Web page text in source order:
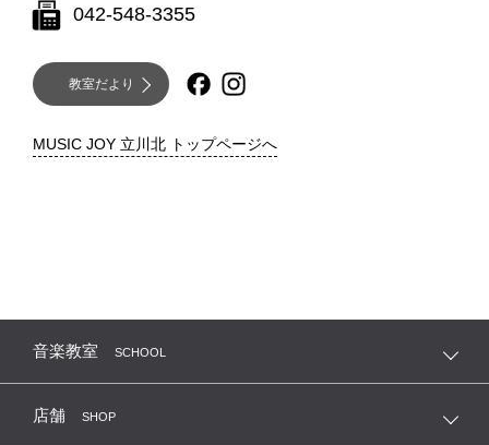
042-548-3355
教室だより
MUSIC JOY 立川北 トップページへ
音楽教室 SCHOOL
店舗 SHOP